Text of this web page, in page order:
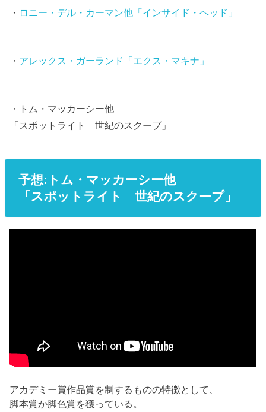
・ ロニー・デル・カーマン他「インサイド・ヘッド」
・ アレックス・ガーランド「エクス・マキナ」
・トム・マッカーシー他
「スポットライト 世紀のスクープ」
予想:トム・マッカーシー他
「スポットライト 世紀のスクープ」
アカデミー賞作品賞を制するものの特徴として、
脚本賞か脚色賞を獲っている。